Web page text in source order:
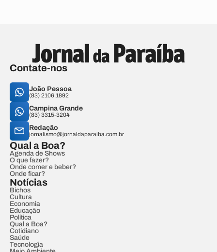
Contate-nos
João Pessoa
(83) 2106.1892
Campina Grande
(83) 3315-3204
Redação
jornalismo@jornaldaparaiba.com.br
Qual a Boa?
Agenda de Shows
O que fazer?
Onde comer e beber?
Onde ficar?
Notícias
Bichos
Cultura
Economia
Educação
Política
Qual a Boa?
Cotidiano
Saúde
Tecnologia